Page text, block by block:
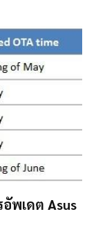
พเดต Asus